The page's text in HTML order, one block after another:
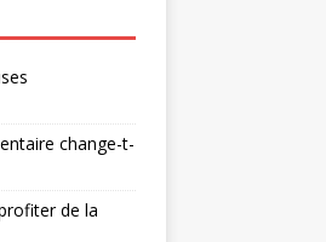
change-t-
de la